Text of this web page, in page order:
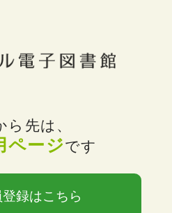
ら先は、
ページです
録はこちら